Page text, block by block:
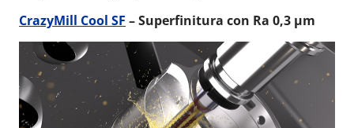
CrazyMill Cool SF –Superfinitura con Ra 0,3 µm